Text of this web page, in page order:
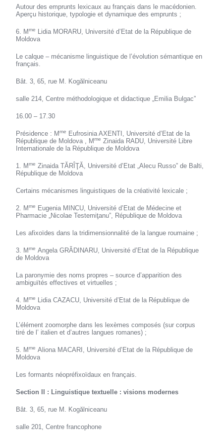
Autour des emprunts lexicaux au français dans le macédonien.
Aperçu historique, typologie et dynamique des emprunts ;
6. Mme
Lidia MORARU, Université d’Etat de la République de
Moldova
Le calque – mécanisme linguistique de l’évolution sémantique en
français.
Bât. 3, 65, rue M. Kogălniceanu
salle 214, Centre méthodologique et didactique „Emilia Bulgac”
16.00 – 17.30
Présidence : Mme
Eufrosinia AXENTI, Université d’Etat de la
République de Moldova , Mme Zinaida RADU, Université Libre
Internationale de la République de Moldova
1. Mme Zinaida TĂRÎŢĂ, Université d’Etat „Alecu Russo” de Balti,
République de Moldova
Certains mécanismes linguistiques de la créativité lexicale ;
2. Mme
Eugenia MINCU, Université d’Etat de Médecine et
Pharmacie „Nicolae Testemiţanu”, République de Moldova
Les afixoïdes dans la tridimensionnalité de la langue roumaine ;
3. Mme Angela GRĂDINARU, Université d’Etat de la République
de Moldova
La paronymie des noms propres – source d’apparition des
ambiguïtés effectives et virtuelles ;
4. Mme
Lidia CAZACU, Université d’Etat de la République de
Moldova
L’élément zoomorphe dans les lexèmes composés (sur corpus
tiré de l’ italien et d’autres langues romanes) ;
5. Mme Aliona MACARI, Université d’Etat de la République de
Moldova
Les formants néopréfixoïdaux en français.
Section II : Linguistique textuelle : visions modernes
Bât. 3, 65, rue M. Kogălniceanu
salle 201, Centre francophone